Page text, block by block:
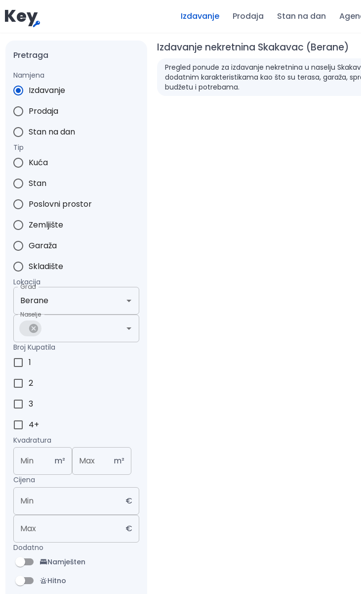
Key Izdavanje Prodaja Stan na dan
Pretraga
Namjena
Izdavanje
Prodaja
Stan na dan
Tip
Kuća
Stan
Poslovni prostor
Zemljište
Garaža
Skladište
Lokacija
Grad
Naselje
Broj Kupatila
1
2
3
4+
Kvadratura
Min m² Max m²
Cijena
Min €
Max €
Dodatno
Namješten
Hitno
Izdavanje nekretnina Skakavac (Berane)
Pregled ponude za izdavanje nekretnina u naselju
dodatnim karakteristikama kao što su terasa, garaža,
budžetu i potrebama.